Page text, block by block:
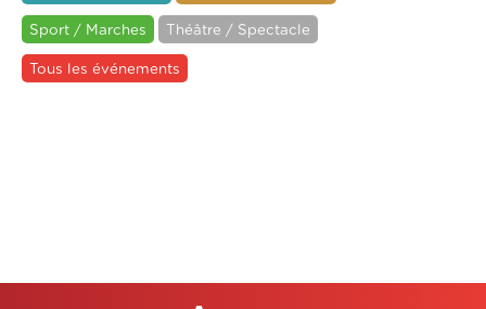
Sport / Marches Théâtre / Spectacle
Tous les événements